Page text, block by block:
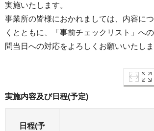
実施いたします。
事業所の皆様におかれましては、内容に
くとともに、「事前チェックリスト」へ
問当日への対応をよろしくお願いいたしま
実施内容及び日程(予定)
日程(予